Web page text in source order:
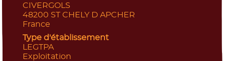
CIVERGOLS
48200 ST CHELY D APCHER
France
Type d'établissement
LEGTPA
Exploitation